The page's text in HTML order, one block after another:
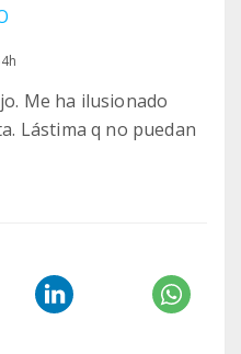
Me ha ilusionado
Lástima q no puedan